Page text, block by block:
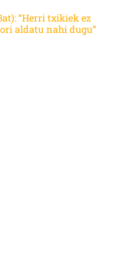
“Herri txikiek ez
aldatu nahi dugu”